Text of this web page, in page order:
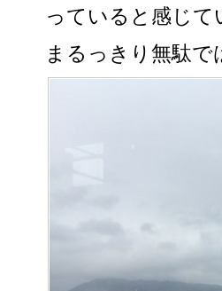
っていると感じて
まるっきり無駄